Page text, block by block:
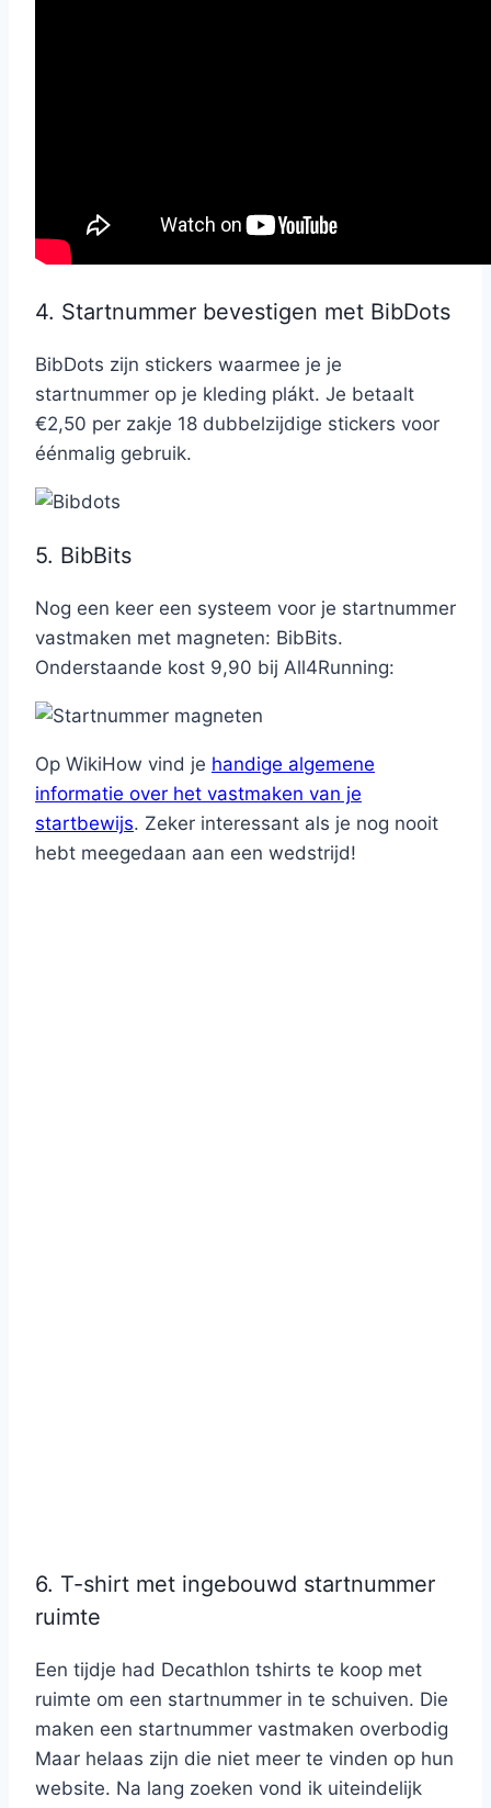
4. Startnummer bevestigen met BibDots
BibDots zijn stickers waarmee je je
startnummer op je kleding plákt. Je betaalt
€2,50 per zakje 18 dubbelzijdige stickers voor
éénmalig gebruik.
5. BibBits
Nog een keer een systeem voor je startnummer
vastmaken met magneten: BibBits.
Onderstaande kost 9,90 bij All4Running:
Op WikiHow vind je handige algemene
informatie over het vastmaken van je
startbewijs. Zeker interessant als je nog nooit
hebt meegedaan aan een wedstrijd!
6. T-shirt met ingebouwd startnummer
ruimte
Een tijdje had Decathlon tshirts te koop met
ruimte om een startnummer in te schuiven. Die
maken een startnummer vastmaken overbodig
Maar helaas zijn die niet meer te vinden op hun
website. Na lang zoeken vond ik uiteindelijk